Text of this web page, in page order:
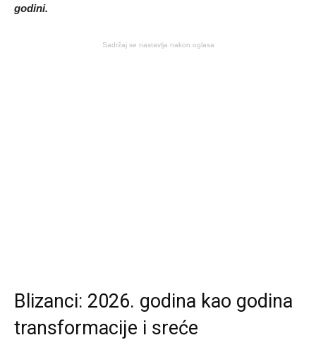
godini.
Sadržaj se nastavlja nakon oglasa
Blizanci: 2026. godina kao godina
transformacije i sreće